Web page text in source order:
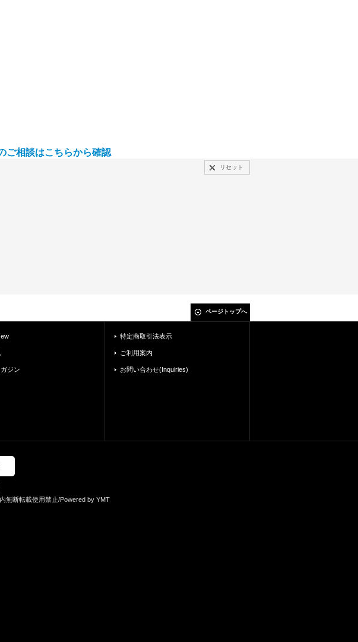
ご相談はこちらから確認
リセット
ページトップへ
ジン
特定商取引法表示
ご利用案内
お問い合わせ(Inquiries)
無断転載使用禁止/Powered by YMT